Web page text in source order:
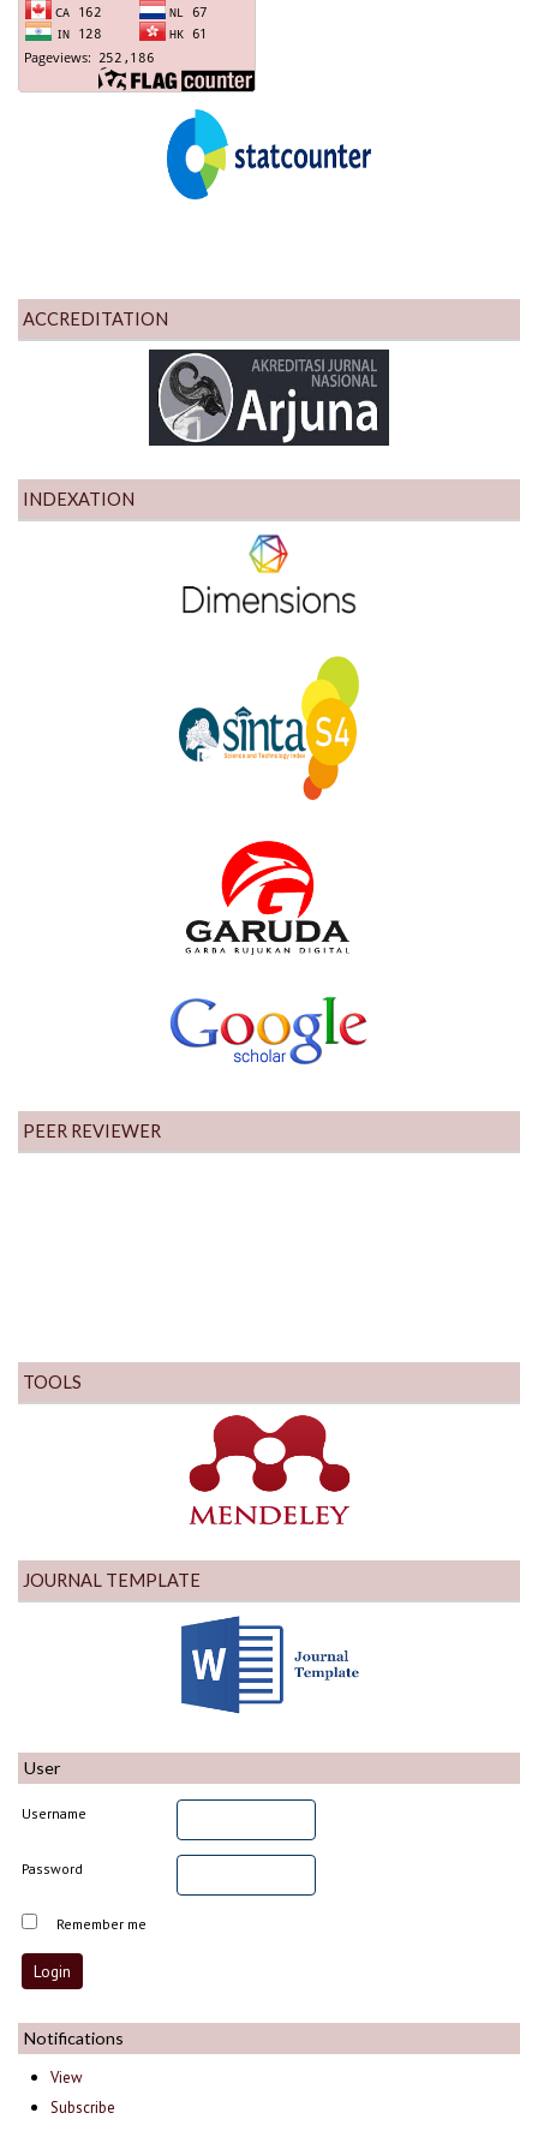
ACCREDITATION
INDEXATION
PEER REVIEWER
TOOLS
JOURNAL TEMPLATE
User
Username
Password
Remember me
Notifications
View
Subscribe